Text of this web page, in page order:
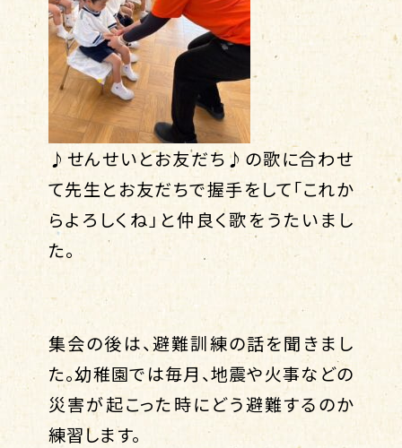
♪せんせいとお友だち♪の歌に合わせ
て先生とお友だちで握手をして「これか
らよろしくね」と仲良く歌をうたいまし
た。
集会の後は、避難訓練の話を聞きまし
た。幼稚園では毎月、地震や火事などの
災害が起こった時にどう避難するのか
練習します。